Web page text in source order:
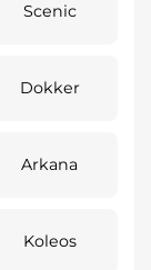
Scenic
Dokker
Arkana
Koleos